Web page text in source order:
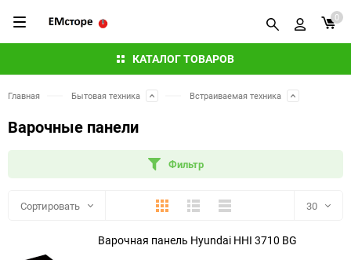
КАТАЛОГ ТОВАРОВ
0
Главная Бытовая техника Встраиваемая техника
Варочные панели
Фильтр
Сортировать ПлиткаПодробноКомпактно 30
30
Варочная панель Hyundai HHI 3710 BG